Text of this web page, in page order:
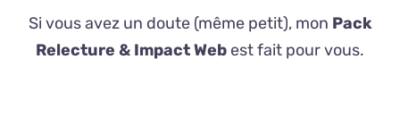
Si vous avez un doute (même petit), mon Pack
Relecture & Impact Web est fait pour vous.